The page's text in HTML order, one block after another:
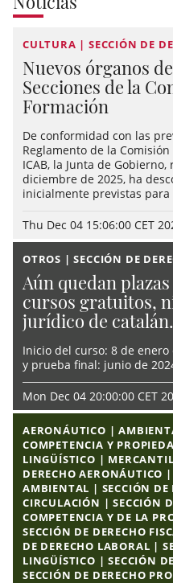
CULTURA | SECCIÓN DE
Nuevos órganos
Secciones de la
Formación
De conformidad con las
Reglamento de la
ICAB, la Junta de
diciembre de 2025, ha
inicialmente previstas para
Thu Dec 04 15:06:00 CET
OTROS | SECCIÓN DE
Aún quedan
cursos gratuitos,
jurídico de
Inicio del curso: 8 de
y prueba final: junio de
Mon Dec 04 20:00:00 CET
AERONÁUTICO |
COMPETENCIA Y
LINGÜÍSTICO |
DERECHO AERONÁUTICO
AMBIENTAL | SECCIÓN DE
CIRCULACIÓN | SECCIÓN
COMPETENCIA Y DE LA
SECCIÓN DE DERECHO
DE DERECHO LABORAL |
LINGÜÍSTICO | SECCIÓN
SECCIÓN DE DERECHO